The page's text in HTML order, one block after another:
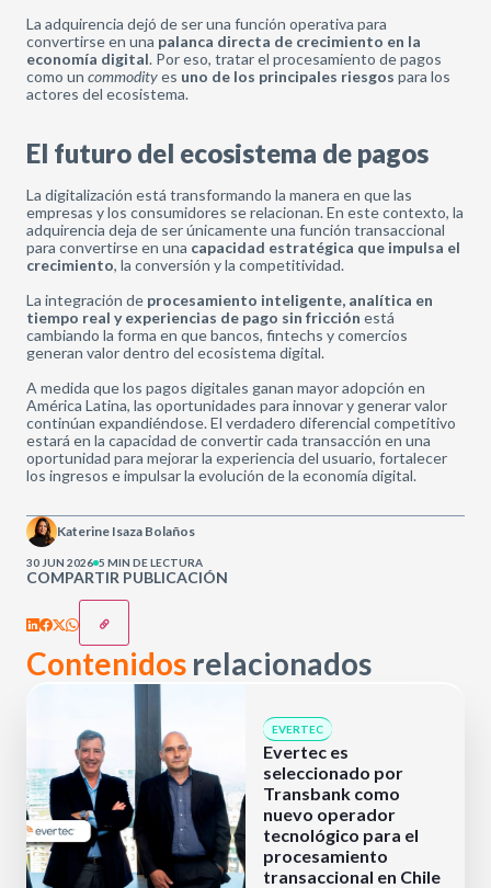
La adquirencia dejó de ser una función operativa para
convertirse en una palanca directa de crecimiento en la
economía digital. Por eso, tratar el procesamiento de pagos
como un commodityes uno de los principales riesgos para los
actores del ecosistema.
El futuro del ecosistema de pagos
La digitalización está transformando la manera en que las
empresas y los consumidores se relacionan. En este contexto, la
adquirencia deja de ser únicamente una función transaccional
para convertirse en una capacidad estratégica que impulsa el
crecimiento, la conversión y la competitividad.
La integración de procesamiento inteligente, analítica en
tiempo real y experiencias de pago sin fricción está
cambiando la forma en que bancos, fintechs y comercios
generan valor dentro del ecosistema digital.
A medida que los pagos digitales ganan mayor adopción en
América Latina, las oportunidades para innovar y generar valor
continúan expandiéndose. El verdadero diferencial competitivo
estará en la capacidad de convertir cada transacción en una
oportunidad para mejorar la experiencia del usuario, fortalecer
los ingresos e impulsar la evolución de la economía digital.
COMPARTIR PUBLICACIÓN
Katerine Isaza Bolaños
30 JUN 2026 5 MIN DE LECTURA
Contenidos relacionados
EVERTEC
Evertec es
seleccionado por
Transbank como
nuevo operador
tecnológico para el
procesamiento
transaccional en Chile